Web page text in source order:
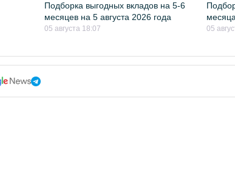
Подборка выгодных вкладов на 5-6
месяцев на 5 августа 2026 года
05 августа 18:07 05